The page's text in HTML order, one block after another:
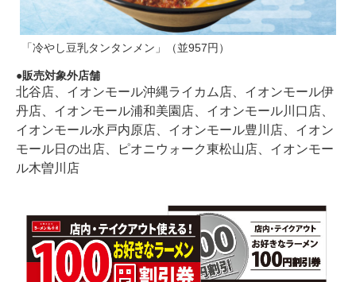
「冷やし豆乳タンタンメン」（並957円）
販売対象外店舗
北谷店、イオンモール沖縄ライカム店、イオンモール伊
丹店、イオンモール浦和美園店、イオンモール川口店、
イオンモール水戸内原店、イオンモール豊川店、イオン
モール日の出店、ピオニウォーク東松山店、イオンモー
ル木曽川店